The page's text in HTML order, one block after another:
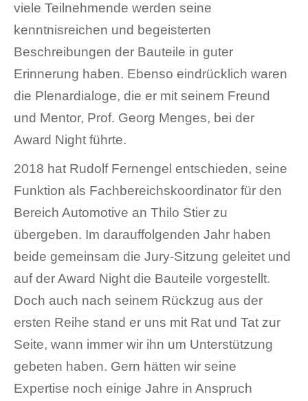
viele Teilnehmende werden seine
kenntnisreichen und begeisterten
Beschreibungen der Bauteile in guter
Erinnerung haben. Ebenso eindrücklich waren
die Plenardialoge, die er mit seinem Freund
und Mentor, Prof. Georg Menges, bei der
Award Night führte.
2018 hat Rudolf Fernengel entschieden, seine
Funktion als Fachbereichskoordinator für den
Bereich Automotive an Thilo Stier zu
übergeben. Im darauffolgenden Jahr haben
beide gemeinsam die Jury-Sitzung geleitet und
auf der Award Night die Bauteile vorgestellt.
Doch auch nach seinem Rückzug aus der
ersten Reihe stand er uns mit Rat und Tat zur
Seite, wann immer wir ihn um Unterstützung
gebeten haben. Gern hätten wir seine
Expertise noch einige Jahre in Anspruch